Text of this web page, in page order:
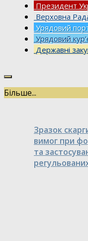
Президент
Верховна
Урядовий
Урядовий
Державні
Більше...
Зразок
вимог при
та